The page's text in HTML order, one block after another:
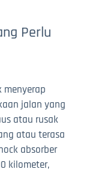
Perlu
jalan yang
atau rusak
atau terasa
absorber
kilometer,